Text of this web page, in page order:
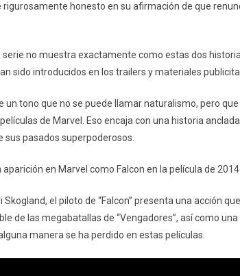
rigurosamente honesto en su afirmación de que
serie no muestra exactamente como estas dos
sido introducidos en los trailers y materiales
un tono que no se puede llamar naturalismo, pero
de Marvel. Eso encaja con una historia
sus pasados superpoderosos.
en Marvel como Falcon en la película de
Skogland, el piloto de “Falcon” presenta una acción
de las megabatallas de “Vengadores”, así como
manera se ha perdido en estas películas.